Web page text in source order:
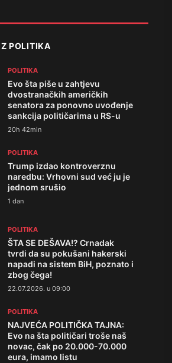
POLITIKA
POLITIKA
Evo šta piše u zahtjevu
dvostranačkih američkih
senatora za ponovno uvođenje
sankcija političarima u RS-u
20h 42min
POLITIKA
Trump izdao kontroverznu
naredbu: Vrhovni sud već ju je
jednom srušio
1 dan
POLITIKA
ŠTA SE DEŠAVA!? Crnadak
tvrdi da su pokušani hakerski
napadi na sistem BiH, poznato i
zbog čega!
22.07.2026. u 09:00
POLITIKA
NAJVEĆA POLITIČKA TAJNA:
Evo na šta političari troše naš
novac, čak po 20.000-70.000
eura, imamo listu